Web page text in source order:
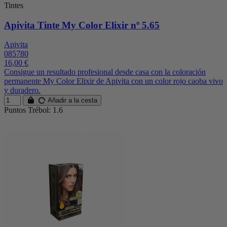
Tintes
Apivita Tinte My Color Elixir nº 5.65
Apivita
085780
16,00 €
Consigue un resultado profesional desde casa con la coloración
permanente My Color Elixir de Apivita con un color rojo caoba vivo
y duradero.
Añadir a la cesta
Puntos Trébol: 1.6